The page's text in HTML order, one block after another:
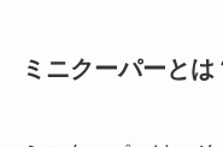
ミニクーパーとは